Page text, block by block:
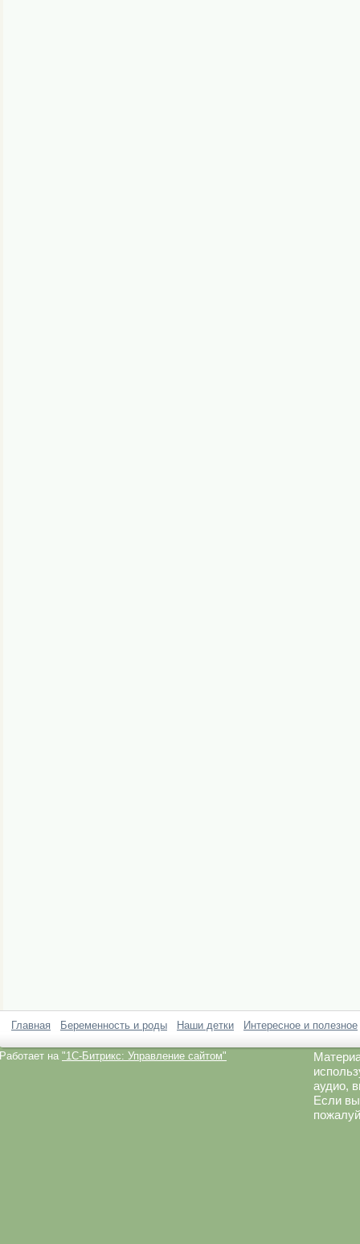
Главная Беременность и роды Наши детки Интересное и полезное
Работает на "1C-Битрикс: Управление сайтом"
аудио,
Если вы